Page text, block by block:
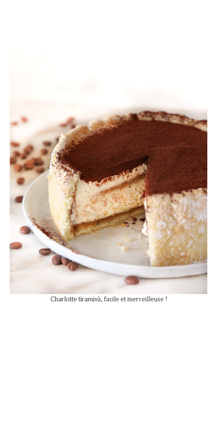
Charlotte tiramisù, facile et merveilleuse !